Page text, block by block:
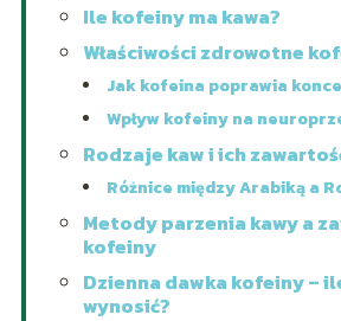
Ile kofeiny ma kawa?
Właściwości zdrowotne
Jak kofeina poprawia
Wpływ kofeiny na
Rodzaje kaw i ich
Różnice między Arabiką a
Metody parzenia kawy a
kofeiny
Dzienna dawka kofeiny –
wynosić?